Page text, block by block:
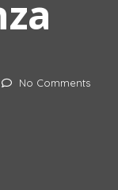
No Comments